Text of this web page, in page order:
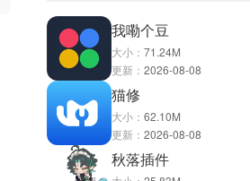
我嘞个豆
大小： 71.24M
更新： 2026-08-08
猫修
大小： 62.10M
更新： 2026-08-08
秋落插件